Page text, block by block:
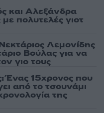
και Αλεξάνδρα
πολυτελές γιοτ
Λεμονίδης
Βούλας για να
γιο τους
Ένας 15χρονος που
από το τσουνάμι
της